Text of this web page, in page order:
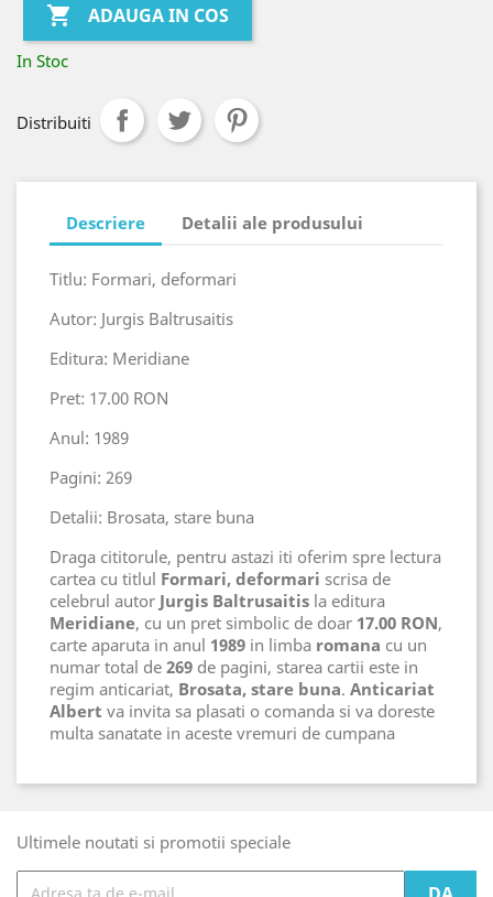
 ADAUGA IN COS
In Stoc
Distribuiti
Descriere Detalii ale produsului
Titlu: Formari, deformari
Autor: Jurgis Baltrusaitis
Editura: Meridiane
Pret: 17.00 RON
Anul: 1989
Pagini: 269
Detalii: Brosata, stare buna
Draga cititorule, pentru astazi iti oferim spre lectura
cartea cu titlul Formari, deformari scrisa de
celebrul autor Jurgis Baltrusaitis la editura
Meridiane, cu un pret simbolic de doar 17.00 RON,
carte aparuta in anul 1989 in limba romana cu un
numar total de 269 de pagini, starea cartii este in
regim anticariat, Brosata, stare buna. Anticariat
Albert va invita sa plasati o comanda si va doreste
multa sanatate in aceste vremuri de cumpana
Ultimele noutati si promotii speciale